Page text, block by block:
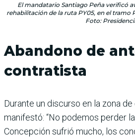
El mandatario Santiago Peña verificó
rehabilitación de la ruta PY05, en el tramo
Foto:
Abandono de
contratista
Durante un discurso en la zona
manifestó: “No podemos perder
Concepción sufrió mucho, los